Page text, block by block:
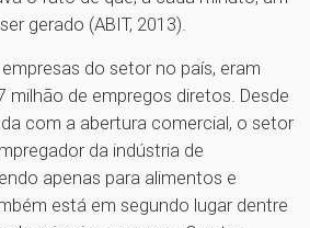
gerado (ABIT, 2013).
do setor no país, eram
milhão de empregos diretos. Desde
com a abertura comercial, o setor
da indústria de
apenas para alimentos e
está em segundo lugar dentre